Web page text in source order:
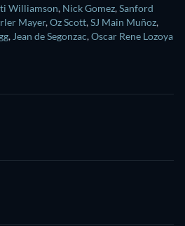
Williamson, Nick Gomez,Sanford
Mayer,Oz Scott,SJ Main Muñoz,
, Jean de Segonzac,Oscar Rene Lozoya